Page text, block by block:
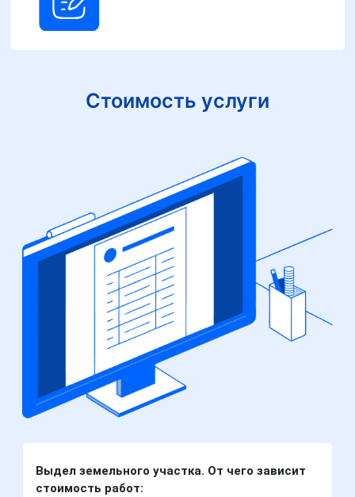
Стоимость услуги
Выдел земельного участка. От чего зависит
стоимость работ: